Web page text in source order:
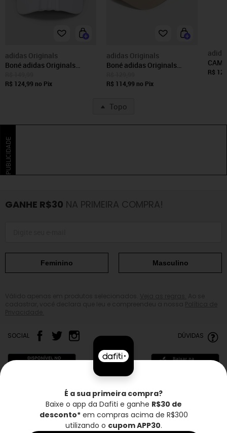
adidas Originals
Boné adidas Originals
R$ 124,99 no Pix
adidas Originals
Boné adidas Originals
Bege
R$ 114,99 no Pix
R$
Topo
PUBLICIDADE
GANHE R$30 NA PRIMEIRA COMPRA!
Feminino Masculino
SOCIAL DÚVIDAS
Frete grátis* Troca grátis Entrega rápida
É a sua primeira compra?
Baixe o app da Dafiti e ganhe R$30 de
desconto*em compras acima de R$300
utilizando o cupom APP30.